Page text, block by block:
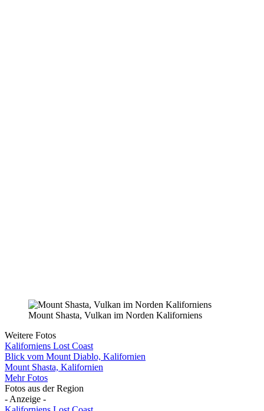
Mount Shasta, Vulkan im Norden Kaliforniens
Weitere Fotos
Kaliforniens Lost Coast
Blick vom Mount Diablo, Kalifornien
Mount Shasta, Kalifornien
Mehr Fotos
Fotos aus der Region
- Anzeige -